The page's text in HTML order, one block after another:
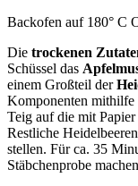
Backofen auf 180° C
Die trockenen
Schüssel das
einem Großteil der
Komponenten mithilfe
Teig auf die mit
Restliche
stellen. Für ca. 35
Stäbchenprobe